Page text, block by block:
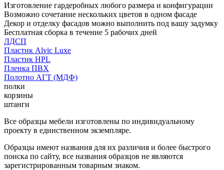
Изготовление гардеробных любого размера и конфигурации
Возможно сочетание нескольких цветов в одном фасаде
Декор и отделку фасадов можно выполнить под вашу задумку
Бесплатная сборка в течение 5 рабочих дней
ЛДСП
Пластик Alvic Luxe
Пластик HPL
Пленка ПВХ
Полотно АГТ (МДФ)
полки
корзины
штанги
Все образцы мебели изготовлены по индивидуальному
проекту в единственном экземпляре.
Образцы имеют названия для их различия и более быстрого
поиска по сайту, все названия образцов не являются
зарегистрированным товарным знаком.